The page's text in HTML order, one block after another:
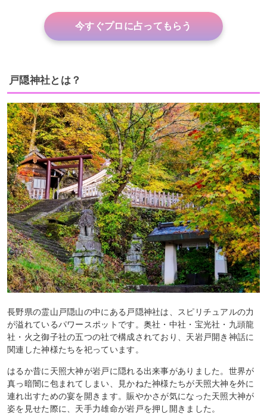
今すぐプロに占ってもらう
戸隠神社とは？
長野県の霊山戸隠山の中にある戸隠神社は、スピリチュアルの力
が溢れているパワースポットです。奥社・中社・宝光社・九頭龍
社・火之御子社の五つの社で構成されており、天岩戸開き神話に
関連した神様たちを祀っています。
はるか昔に天照大神が岩戸に隠れる出来事がありました。世界が
真っ暗闇に包まれてしまい、見かねた神様たちが天照大神を外に
連れ出すための宴を開きます。賑やかさが気になった天照大神が
姿を見せた際に、天手力雄命が岩戸を押し開きました。